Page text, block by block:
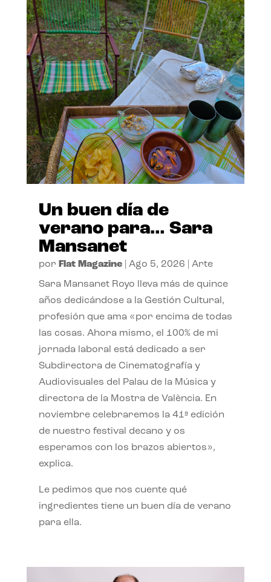
Un buen día de
verano para… Sara
Mansanet
por Flat Magazine| Ago 5, 2026 Arte
Sara Mansanet Royo lleva más de quince
años dedicándose a la Gestión Cultural,
profesión que ama «por encima de todas
las cosas. Ahora mismo, el 100% de mi
jornada laboral está dedicado a ser
Subdirectora de Cinematografía y
Audiovisuales del Palau de la Música y
directora de la Mostra de València. En
noviembre celebraremos la 41ª edición
de nuestro festival decano y os
esperamos con los brazos abiertos»,
explica.
Le pedimos que nos cuente qué
ingredientes tiene un buen día de verano
para ella.